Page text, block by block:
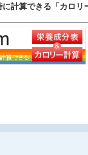
計算できる「カロ